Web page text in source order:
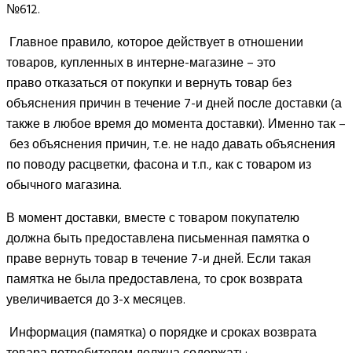
№612.
Главное правило, которое действует в отношении
товаров, купленных в интерне-магазине – это
право отказаться от покупки и вернуть товар без
объяснения причин в течение 7-и дней после доставки (а
также в любое время до момента доставки). Именно так –
без объяснения причин, т.е. не надо давать объяснения
по поводу расцветки, фасона и т.п., как с товаром из
обычного магазина.
В момент доставки, вместе с товаром покупателю
должна быть предоставлена письменная памятка о
праве вернуть товар в течение 7-и дней. Если такая
памятка не была предоставлена, то срок возврата
увеличивается до 3-х месяцев.
Информация (памятка) о порядке и сроках возврата